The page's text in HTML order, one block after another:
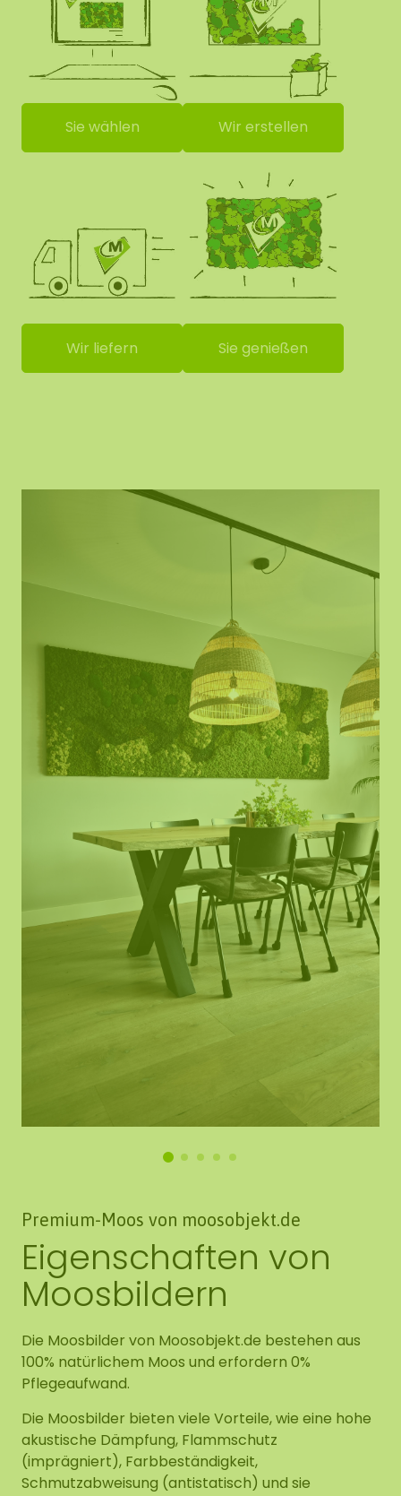
Sie wählen Wir erstellen
Wir liefern Sie genießen
Premium-Moos von moosobjekt.de
Eigenschaften von
Moosbildern
Die Moosbilder von Moosobjekt.de bestehen aus
100% natürlichem Moos und erfordern 0%
Pflegeaufwand.
Die Moosbilder bieten viele Vorteile, wie eine hohe
akustische Dämpfung, Flammschutz
(imprägniert), Farbbeständigkeit,
Schmutzabweisung (antistatisch) und sie